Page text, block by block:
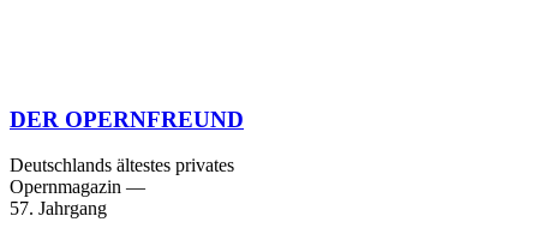
DER OPERNFREUND
Deutschlands ältestes privates
Opernmagazin —
57. Jahrgang